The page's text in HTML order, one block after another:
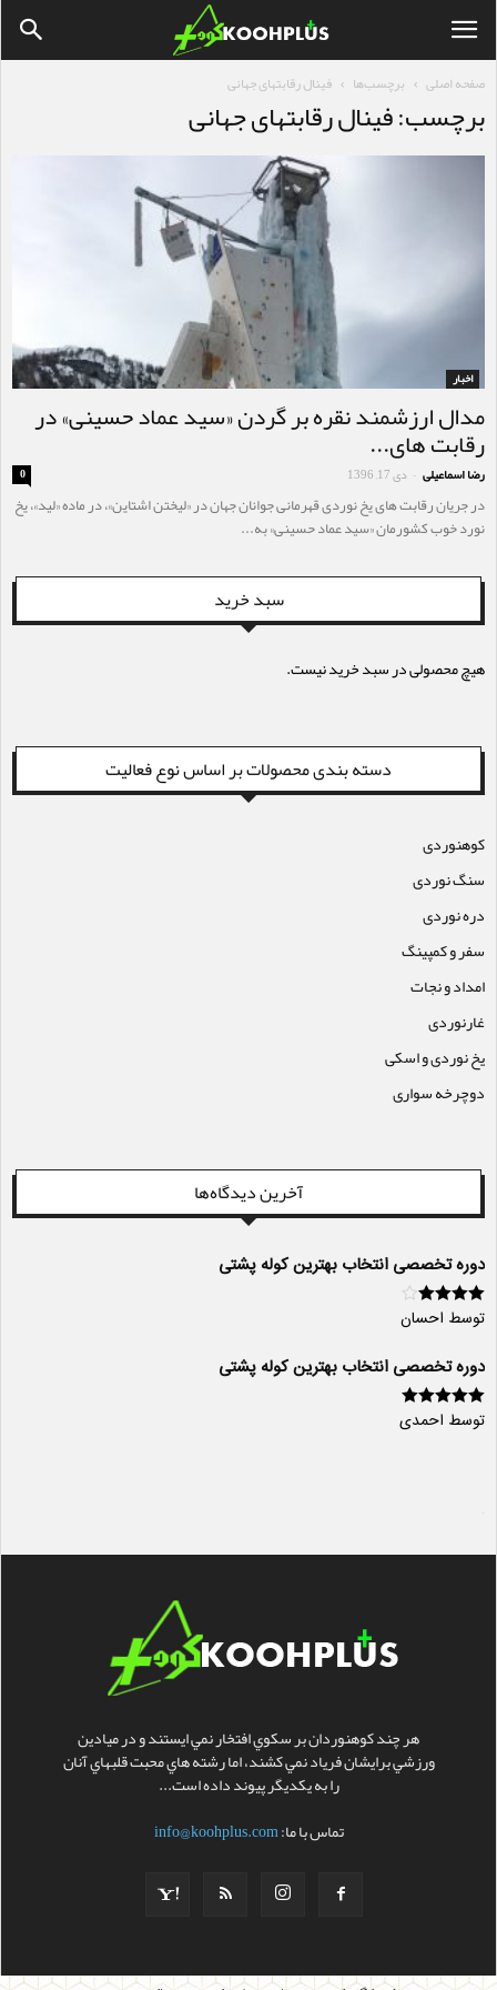
صفحه اصلی برچسب‌ها فینال رقابتهای جهانی
برچسب: فینال رقابتهای جهانی
اخبار
مدال ارزشمند نقره بر گردن «سید عماد حسینی» در
رقابت های...
رضا اسماعیلی - دی 17, 1396 0
در جریان رقابت های یخ نوردی قهرمانی جوانان جهان در «لیختن اشتاین»، در ماده «لید»، یخ
نورد خوب کشورمان «سید عماد حسینی» به...
سبد خرید
هیچ محصولی در سبد خرید نیست.
دسته بندی محصولات بر اساس نوع فعالیت
کوهنوردی
سنگ نوردی
دره نوردی
سفر و کمپینگ
امداد و نجات
غارنوردی
یخ نوردی و اسکی
دوچرخه سواری
آخرین دیدگاه‌ها
دوره تخصصی انتخاب بهترین کوله پشتی
امتیاز 4از
توسط احسان
دوره تخصصی انتخاب بهترین کوله پشتی
امتیاز 5از 5
توسط احمدی
هر چند کوهنوردان بر سکوي افتخار نمي ايستند و در ميادين
ورزشي برايشان فرياد نمي کشند، اما رشته هاي محبت قلبهاي آنان
را به يکديگر پيوند داده است...
تماس با ما:info@koohplus.com